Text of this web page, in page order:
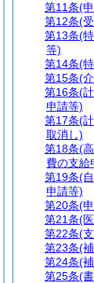
第11条(
第12条(
第13条(
等)
第14条(
第15条(
第16条(
申請等)
第17条(
取消し)
第18条(
費の支給
第19条(
申請等)
第20条(
第21条(
第22条(
第23条(
第24条(
第25条(